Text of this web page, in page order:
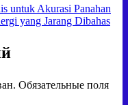
untuk Akurasi Panahan
yang Jarang Dibahas
Обязательные поля